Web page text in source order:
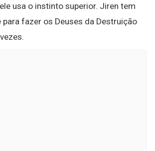
usa o instinto superior. Jiren tem
fazer os Deuses da Destruição